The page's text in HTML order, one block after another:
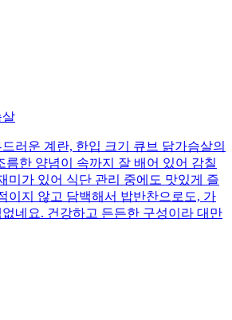
살
러운 계란, 한입 크기 큐브 닭가슴살의
름한 양념이 속까지 잘 배어 있어 감칠
미가 있어 식단 관리 중에도 맛있게 즐
이지 않고 담백해서 밥반찬으로도, 가
네요. 건강하고 든든한 구성이라 대만